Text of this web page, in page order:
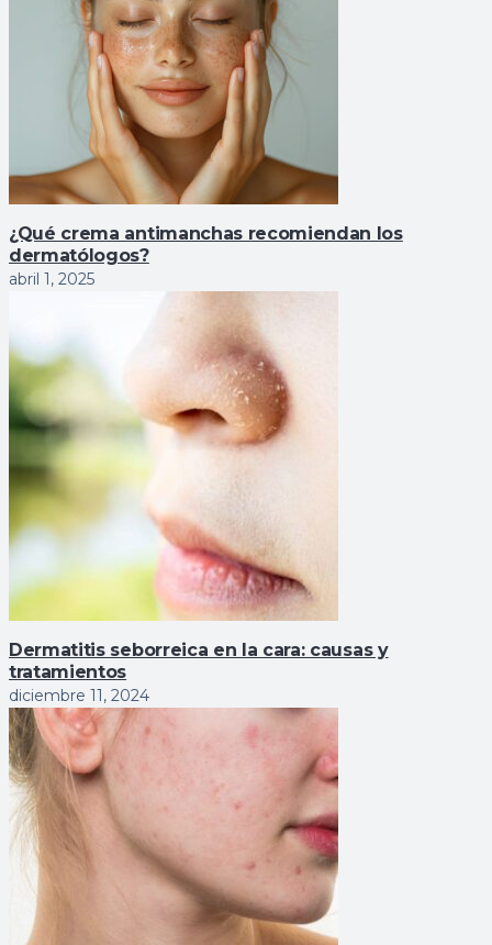
¿Qué crema antimanchas recomiendan los
dermatólogos?
abril 1, 2025
Dermatitis seborreica en la cara: causas y
tratamientos
diciembre 11, 2024